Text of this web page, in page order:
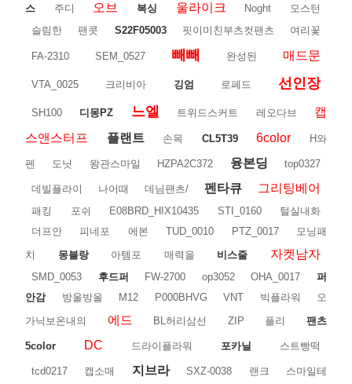
스
주디 오브 복싱 울라이크 Noght
모스턴
슬림한
팬콧 S22F05003 핏이미친부츠컷팬츠 여리꽃
FA-2310 SEM_0527 빼빼 완성된 매드문
VTA_0025 크리비아 깅엄 로페드 선인장
SH100 디몽PZ 느엘 트위드스커트 레오다브
캡
스앤스터프
플랜트 손목 CL5T39 6color H와
펜 도닛 왕관스마일 HZPA2C372 융본딩 top0327
데빌플라이 나어때 데님팬츠/ 펜타큐 그리팅베어
패킹 포쉬 E08BRD_HIX10435 STI_0160
털실내화
더프안
피네포 에본 TUD_0010 PTZ_0017
모닝패
치
몽블랑 아템포 매력을 비스줄 자켓남자
SMD_0053 후드퍼 FW-2700 op3052 OHA_0017
퍼
안감
방울방울 M12 P000BHVG VNT 빅플라워
오
가닉보온내의
에드 BL허리삼선 ZIP 플리 팬츠
5color DC 드라이플라워 포카닐 스트빵떡
tcd0217 캡소매 지브라 SXZ-0038 랜크 스마일테